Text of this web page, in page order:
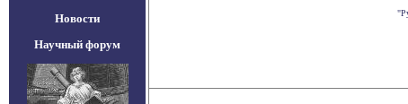
Новости
Научный форум